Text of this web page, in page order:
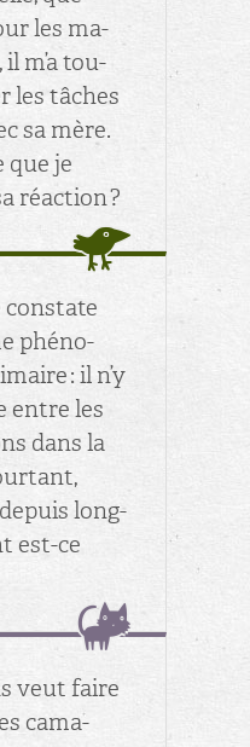
les ma­
m’a tou­
les tâches
sa mère.
que je
ré­ac­tion ?
constate
phé­no­
: il n’y
entre les
dans la
de­puis long­
est-ce
veut faire
ca­ma­